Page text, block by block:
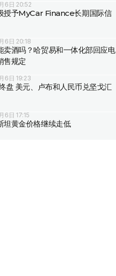
6日 20:52
授予MyCar Finance长期国际信
6日 20:18
卖酒吗？哈贸易和一体化部回应电
售规定
6日 19:23
盘 美元、卢布和人民币兑坚戈汇
6日 17:15
坦黄金价格继续走低